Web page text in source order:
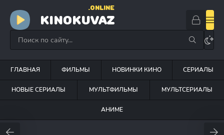
KINOKUVAZ
.ONLINE
ГЛАВНАЯ ФИЛЬМЫ НОВИНКИ КИНО СЕРИАЛЫ
НОВЫЕ СЕРИАЛЫ МУЛЬТФИЛЬМЫ МУЛЬТСЕРИАЛЫ
АНИМЕ